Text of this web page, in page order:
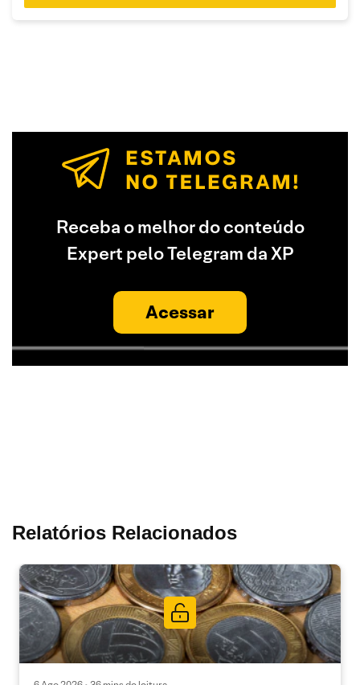
Receba o melhor do conteúdo
Expert pelo Telegram da XP
Acessar
Relatórios Relacionados